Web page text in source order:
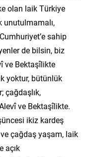
olan laik Türkiye
unutulmamalı,
sahip
de bilsin, biz
ve Bektaşîlikte
yoktur, bütünlük
çağdaşlık,
ve Bektaşîlikte.
ikiz kardeş
çağdaş yaşam, laik
açık